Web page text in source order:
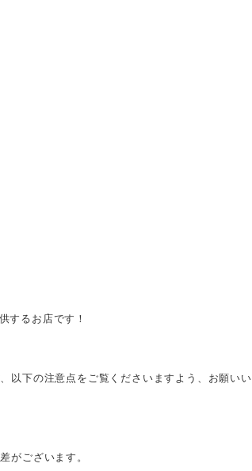
するお店です！
以下の注意点をご覧くださいますよう、お願いい
がございます。